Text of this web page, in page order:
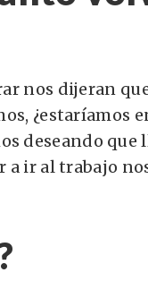
nos dijeran
¿estaríamos
deseando que
a ir al trabajo